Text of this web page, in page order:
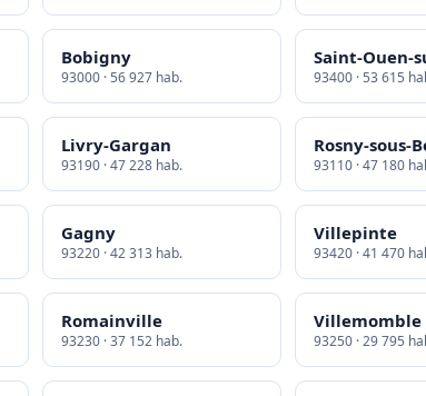
Bobigny
93000 · 56 927 hab.
Saint-Ouen-
93400 · 53 615
Livry-Gargan
93190 · 47 228 hab.
Rosny-sous-
93110 · 47 180
Gagny
93220 · 42 313 hab.
Villepinte
93420 · 41 470
Romainville
93230 · 37 152 hab.
Villemomble
93250 · 29 795